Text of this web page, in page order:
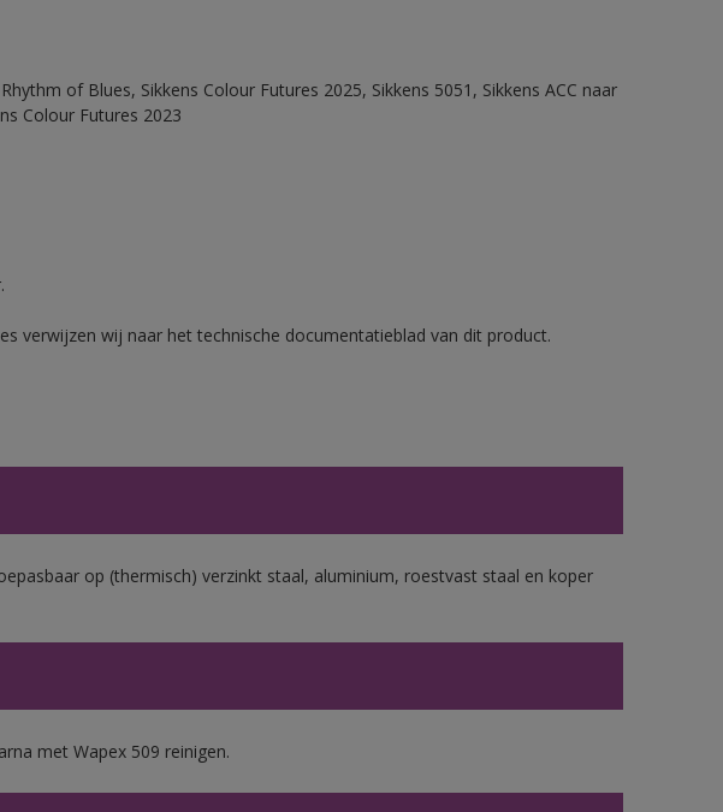
of Blues, Sikkens Colour Futures 2025, Sikkens 5051, Sikkens ACC naar
Colour Futures 2023
verwijzen wij naar het technische documentatieblad van dit product.
op (thermisch) verzinkt staal, aluminium, roestvast staal en koper
met Wapex 509 reinigen.